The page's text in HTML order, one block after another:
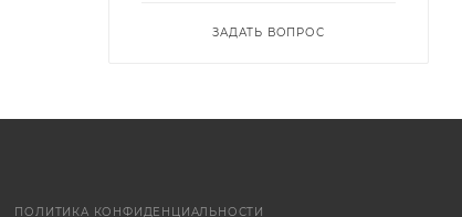
ЗАДАТЬ ВОПРОС
ПОЛИТИКА КОНФИДЕНЦИАЛЬНОСТИ